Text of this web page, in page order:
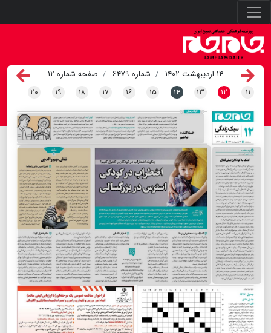
۱۴ اردیبهشت ۱۴۰۲ شماره ۶۴۷۹
صفحه شماره ۱۲
۱۱ ۱۲ ۱۳ ۱۴ ۱۵ ۱۶ ۱۷ ۱۸ ۱۹ ۲۰